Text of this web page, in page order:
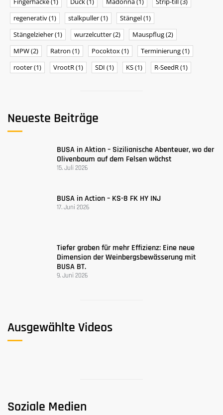
regenerativ(1) stalkpuller(1) Stängel(1)
Stängelzieher(1) wurzelcutter(2) Mauspflug(2)
MPW(2) Ratron (1) Pocoktox(1) Terminierung(1)
rooter(1) VrootR(1) SDI (1) KS(1) R-SeedR(1)
Neueste Beiträge
BUSA ​​in Aktion – Sizilianische Abenteuer, wo der
Olivenbaum auf dem Felsen wächst
15. Juli 2026
BUSA in Action – KS-8 FK HY INJ
17. Juni 2026
Tiefer graben für mehr Effizienz: Eine neue
Dimension der Weinbergsbewässerung mit
BUSA BT.
9. Juni 2026
Ausgewählte Videos
Soziale Medien